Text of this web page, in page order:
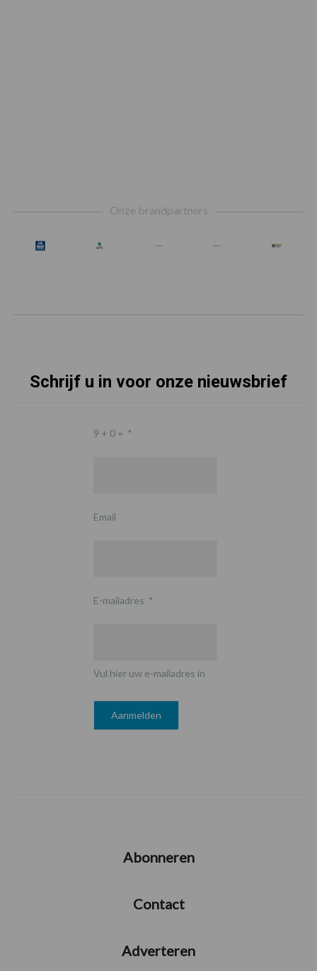
Onze brandpartners
Schrijf u in voor onze nieuwsbrief
9 + 0 = *
Email
E-mailadres *
Vul hier uw e-mailadres in
Abonneren
Contact
Adverteren